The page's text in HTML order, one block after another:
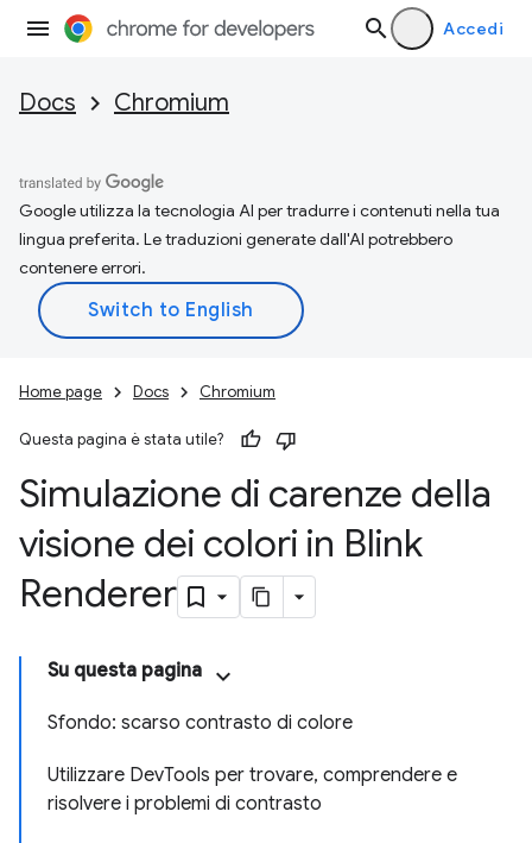
Accedi
Docs Chromium
Google utilizza la tecnologia AI per tradurre i contenuti nella tua
lingua preferita. Le traduzioni generate dall'AI potrebbero
contenere errori.
Home page Docs Chromium
Questa pagina è stata utile?
Simulazione di carenze della
visione dei colori in Blink
Renderer
Su questa pagina
Sfondo: scarso contrasto di colore
Utilizzare DevTools per trovare, comprendere e
risolvere i problemi di contrasto